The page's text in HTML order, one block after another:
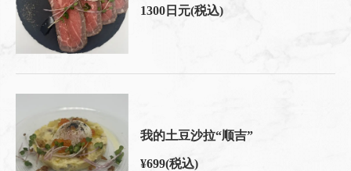
1300日元(税込)
我的土豆沙拉“顺吉”
¥699(税込)